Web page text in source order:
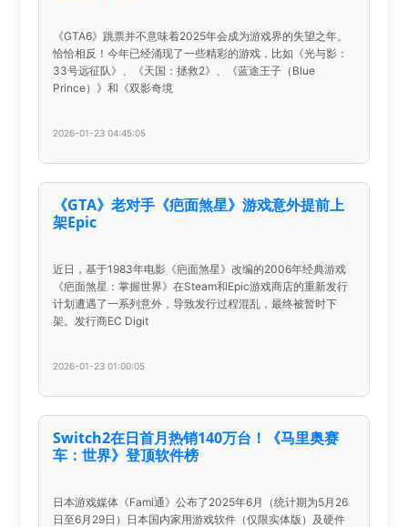
《GTA6》跳票并不意味着2025年会成为游戏界的失望之年。
恰恰相反！今年已经涌现了一些精彩的游戏，比如《光与影：
33号远征队》、《天国：拯救2》、《蓝途王子（Blue
Prince）》和《双影奇境
2026-01-23 04:45:05
《GTA》老对手《疤面煞星》游戏意外提前上
架Epic
近日，基于1983年电影《疤面煞星》改编的2006年经典游戏
《疤面煞星：掌握世界》在Steam和Epic游戏商店的重新发行
计划遭遇了一系列意外，导致发行过程混乱，最终被暂时下
架。发行商EC Digit
2026-01-23 01:00:05
Switch2在日首月热销140万台！《马里奥赛
车：世界》登顶软件榜
日本游戏媒体《Fami通》公布了2025年6月（统计期为5月26
日至6月29日）日本国内家用游戏软件（仅限实体版）及硬件